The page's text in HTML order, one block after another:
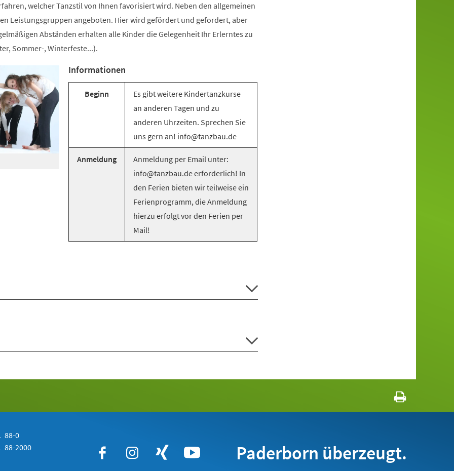
welcher Tanzstil von Ihnen favorisiert wird. Neben den allgemeinen
Leistungsgruppen angeboten. Hier wird gefördert und gefordert, aber
Abständen erhalten alle Kinder die Gelegenheit Ihr Erlerntes zu
Sommer-, Winterfeste...).
Informationen
Beginn
Es gibt weitere Kindertanzkurse
an anderen Tagen und zu
anderen Uhrzeiten. Sprechen Sie
uns gern an! info@tanzbau.de
Anmeldung
Anmeldung per Email unter:
info@tanzbau.de erforderlich! In
den Ferien bieten wir teilweise ein
Ferienprogramm, die Anmeldung
hierzu erfolgt vor den Ferien per
Mail!
88-0
88-2000 Paderborn überzeugt.